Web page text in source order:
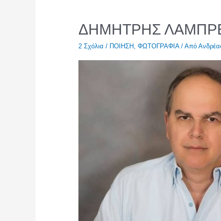
ΔΗΜΗΤΡΗΣ
2 Σχόλια / ΠΟΙΗΣΗ, ΦΩΤΟΓΡΑΦΙΑ/ Από